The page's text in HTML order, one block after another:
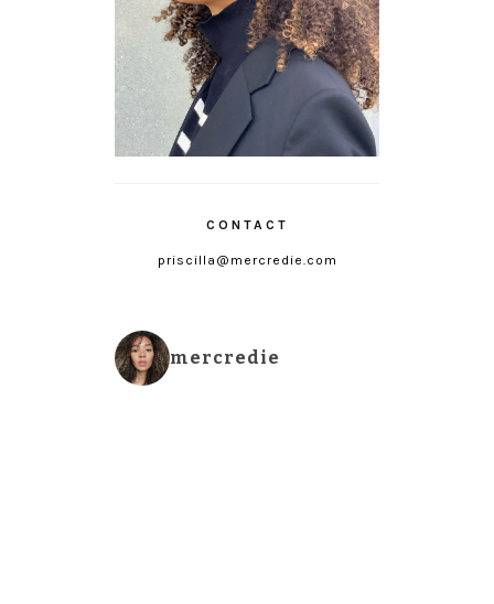
CONTACT
priscilla@mercredie.com
mercredie